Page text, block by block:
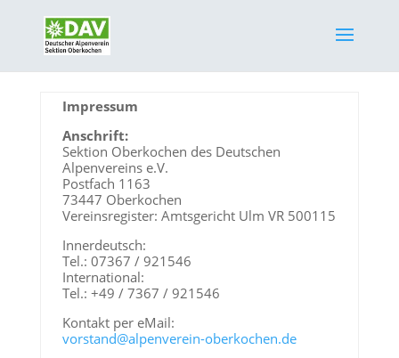
Impressum
Anschrift:
Sektion Oberkochen des Deutschen
Alpenvereins e.V.
Postfach 1163
73447 Oberkochen
Vereinsregister: Amtsgericht Ulm VR 500115
Innerdeutsch:
Tel.: 07367 / 921546
International:
Tel.: +49 / 7367 / 921546
Kontakt per eMail:
vorstand@alpenverein-oberkochen.de